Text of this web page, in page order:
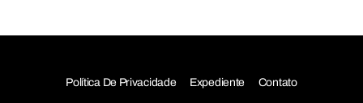
Política De Privacidade Expediente Contato